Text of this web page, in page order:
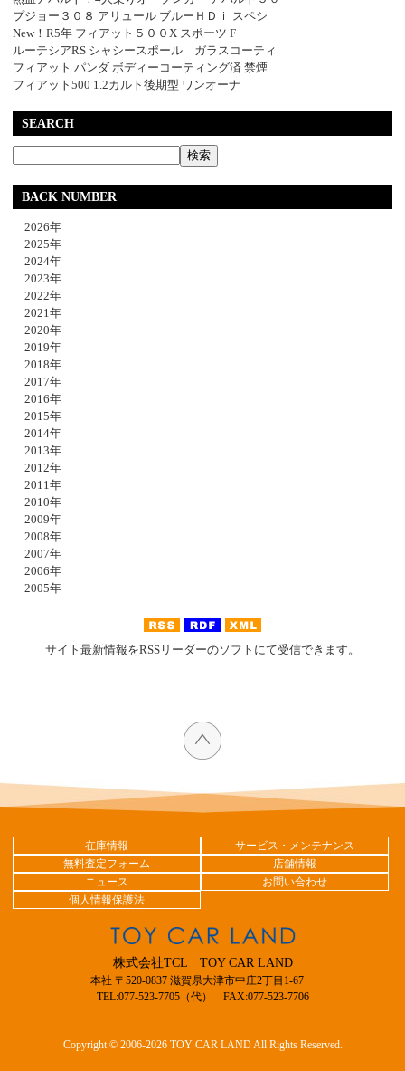
プジョー３０８ アリュール ブルーＨＤｉ スペシ
New！R5年 フィアット５００X スポーツ F
ルーテシアRS シャシースポール ガラスコーティ
フィアット パンダ ボディーコーティング済 禁煙
フィアット500 1.2カルト後期型 ワンオーナ
SEARCH
BACK NUMBER
2026年
2025年
2024年
2023年
2022年
2021年
2020年
2019年
2018年
2017年
2016年
2015年
2014年
2013年
2012年
2011年
2010年
2009年
2008年
2007年
2006年
2005年
サイト最新情報をRSSリーダーのソフトにて受信できます。
在庫情報
サービス・メンテナンス
無料査定フォーム
店舗情報
ニュース
お問い合わせ
個人情報保護法
株式会社TCL TOY CAR LAND
本社 〒520-0837 滋賀県大津市中庄2丁目1-67
TEL:077-523-7705（代） FAX:077-523-7706
Copyright © 2006-2026 TOY CAR LAND All Rights Reserved.